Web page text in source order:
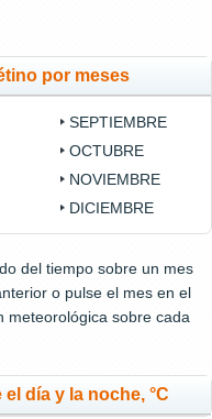
por meses
SEPTIEMBRE
OCTUBRE
NOVIEMBRE
DICIEMBRE
del tiempo sobre un mes
o pulse el mes en el
meteorológica sobre cada
día y la noche, °C